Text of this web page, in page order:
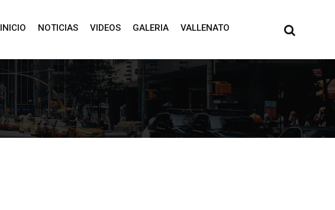
INICIO NOTICIAS VIDEOS GALERIA VALLENATO